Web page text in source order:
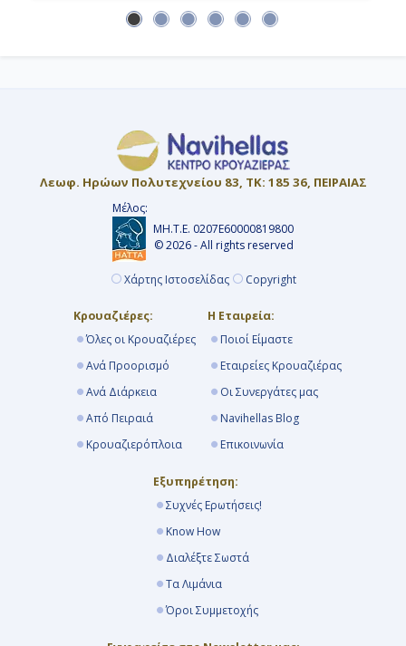
Λεωφ. Ηρώων Πολυτεχνείου 83, ΤΚ: 185 36, ΠΕΙΡΑΙΑΣ
Μέλος:
ΜΗ.Τ.Ε. 0207Ε60000819800
© 2026 - All rights reserved
Χάρτης Ιστοσελίδας Copyright
Κρουαζιέρες:
Όλες οι Κρουαζιέρες
Ανά Προορισμό
Ανά Διάρκεια
Από Πειραιά
Κρουαζιερόπλοια
Η Εταιρεία:
Ποιοί Είμαστε
Εταιρείες Κρουαζιέρας
Οι Συνεργάτες μας
Navihellas Blog
Επικοινωνία
Εξυπηρέτηση:
Συχνές Ερωτήσεις!
Know How
Διαλέξτε Σωστά
Τα Λιμάνια
Όροι Συμμετοχής